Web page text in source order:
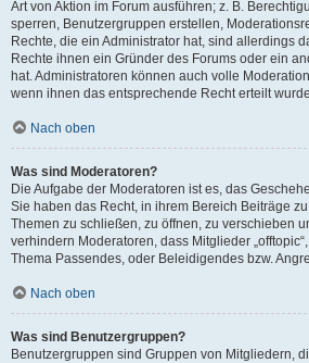
Art von Aktion im Forum ausführen; z. B.
sperren, Benutzergruppen erstellen,
Rechte, die ein Administrator hat, sind allerdings
Rechte ihnen ein Gründer des Forums oder ein
hat. Administratoren können auch volle
wenn ihnen das entsprechende Recht erteilt
Nach oben
Was sind Moderatoren?
Die Aufgabe der Moderatoren ist es, das
Sie haben das Recht, in ihrem Bereich Beiträge
Themen zu schließen, zu öffnen, zu verschieben
verhindern Moderatoren, dass Mitglieder
Thema Passendes, oder Beleidigendes bzw.
Nach oben
Was sind Benutzergruppen?
Benutzergruppen sind Gruppen von Mitgliedern,